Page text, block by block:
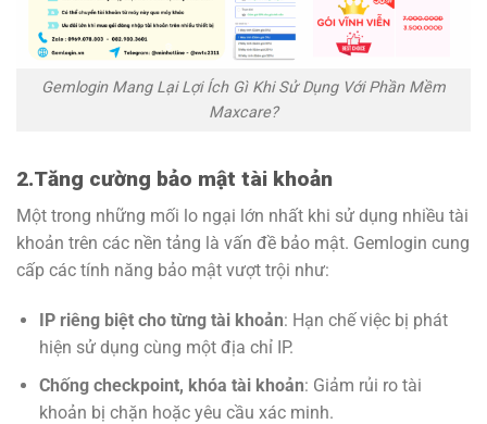
Gemlogin Mang Lại Lợi Ích Gì Khi Sử Dụng Với Phần Mềm
Maxcare?
2.Tăng cường bảo mật tài khoản
Một trong những mối lo ngại lớn nhất khi sử dụng nhiều tài
khoản trên các nền tảng là vấn đề bảo mật. Gemlogin cung
cấp các tính năng bảo mật vượt trội như:
IP riêng biệt cho từng tài khoản: Hạn chế việc bị phát
hiện sử dụng cùng một địa chỉ IP.
Chống checkpoint, khóa tài khoản: Giảm rủi ro tài
khoản bị chặn hoặc yêu cầu xác minh.